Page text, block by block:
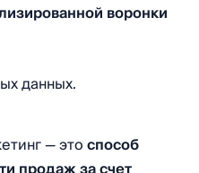
воронки
данных.
— этоспособ